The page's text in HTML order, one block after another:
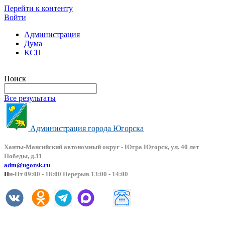
Перейти к контенту
Войти
Администрация
Дума
КСП
Поиск
Все результаты
Администрация города Югорска
Ханты-Мансийский автономный округ - Югра Югорск, ул. 40 лет
Победы, д.11
adm@ugorsk.ru
Пн-Пт 09:00 - 18:00 Перерыв 13:00 - 14:00